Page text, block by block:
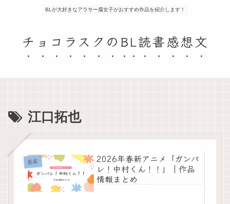
BLが大好きなアラサー腐女子がおすすめ作品を紹介します！
チョコラスクのBL読書感想文
江口拓也
新着
2026年春新アニメ「ガンバ
レ！中村くん！！」｜作品
情報まとめ